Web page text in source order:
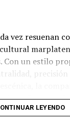
vez resuenan
Con un estilo
precisión
referentes
LEYENDO